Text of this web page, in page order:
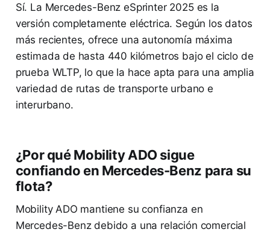
Sí. La Mercedes-Benz eSprinter 2025 es la
versión completamente eléctrica. Según los datos
más recientes, ofrece una autonomía máxima
estimada de hasta 440 kilómetros bajo el ciclo de
prueba WLTP, lo que la hace apta para una amplia
variedad de rutas de transporte urbano e
interurbano.
¿Por qué Mobility ADO sigue
confiando en Mercedes-Benz para su
flota?
Mobility ADO mantiene su confianza en
Mercedes-Benz debido a una relación comercial